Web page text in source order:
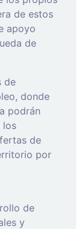
de estos
apoyo
de
de
donde
podrán
los
de
por
de
y